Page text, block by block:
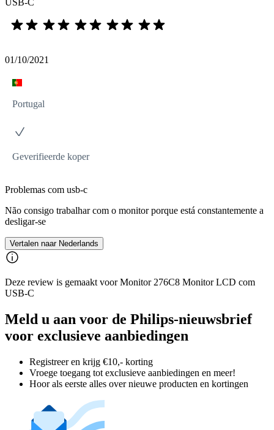
USB-C
01/10/2021
Portugal
Geverifieerde koper
Problemas com usb-c
Não consigo trabalhar com o monitor porque está constantemente a
desligar-se
Vertalen naar Nederlands
Deze review is gemaakt voor Monitor 276C8 Monitor LCD com
USB-C
Meld u aan voor de Philips-nieuwsbrief
voor exclusieve aanbiedingen
Registreer en krijg €10,- korting
Vroege toegang tot exclusieve aanbiedingen en meer!
Hoor als eerste alles over nieuwe producten en kortingen